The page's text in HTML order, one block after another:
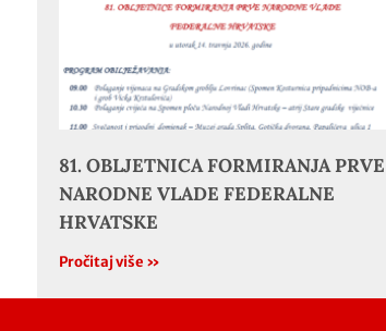
81. OBLJETNICA FORMIRANJA PRVE
NARODNE VLADE FEDERALNE
HRVATSKE
Pročitaj više »